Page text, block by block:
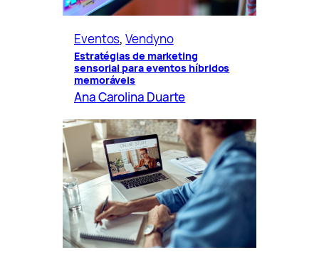
Eventos, Vendyno
Estratégias de marketing
sensorial para eventos híbridos
memoráveis
Ana Carolina Duarte